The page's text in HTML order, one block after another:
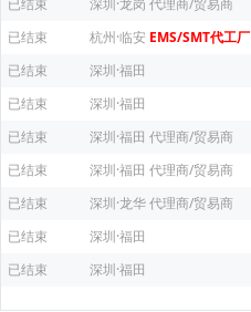
已结束
深圳·龙岗 代理商/贸易商
已结束
杭州·临安 EMS/SMT代工厂
已结束
深圳·福田
已结束
深圳·福田
已结束
深圳·福田 代理商/贸易商
已结束
深圳·福田 代理商/贸易商
已结束
深圳·龙华代理商/贸易商
已结束
深圳·福田
已结束
深圳·福田